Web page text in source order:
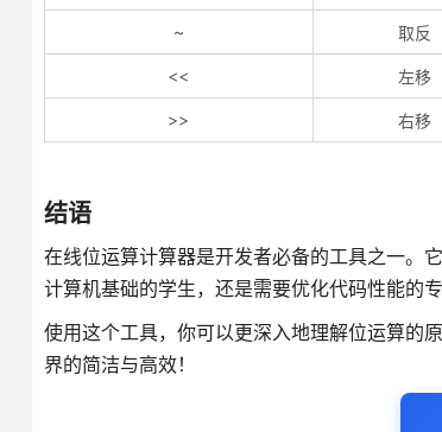
~ 取反
<< 左移
>> 右移
结语
在线位运算计算器是开发者必备的工具之一。
计算机基础的学生，还是需要优化代码性能的
使用这个工具，你可以更深入地理解位运算的
界的简洁与高效！